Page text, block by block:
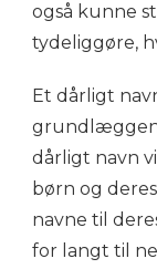
også kunne
tydeliggøre,
Et dårligt
dårligt navn
børn og
navne til
for langt til